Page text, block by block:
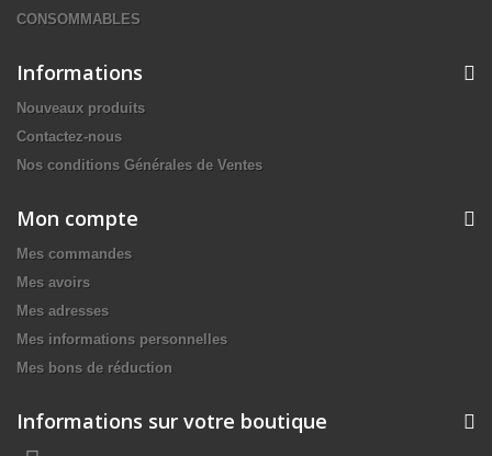
CONSOMMABLES
Informations
Nouveaux produits
Contactez-nous
Nos conditions Générales de Ventes
Mon compte
Mes commandes
Mes avoirs
Mes adresses
Mes informations personnelles
Mes bons de réduction
Informations sur votre boutique